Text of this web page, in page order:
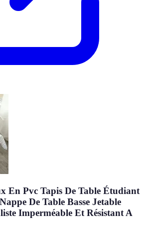
En Pvc Tapis De Table Étudiant
De Table Basse Jetable
Imperméable Et Résistant A